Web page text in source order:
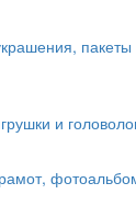
пакеты
и